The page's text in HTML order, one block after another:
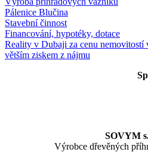
Pálenice Blučina
Stavební činnost
Financování, hypotéky, dotace
Reality v Dubaji za cenu nemovitostí
větším ziskem z nájmu
SOVYM
Výrobce dřevěných